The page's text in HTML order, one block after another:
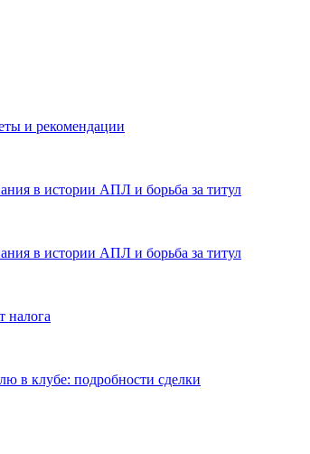
и рекомендации
в истории АПЛ и борьба за титул
в истории АПЛ и борьба за титул
налога
в клубе: подробности сделки